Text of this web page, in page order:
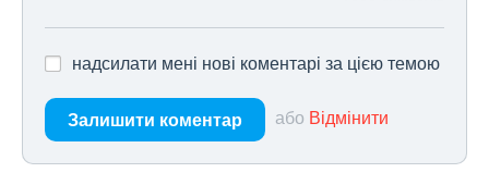
надсилати мені нові коментарі за цією темою
Залишити коментар або Відмінити